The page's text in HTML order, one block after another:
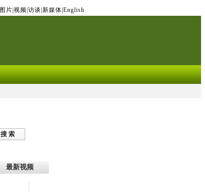
图片 视频 访谈 新媒体 English
搜 索
最新视频